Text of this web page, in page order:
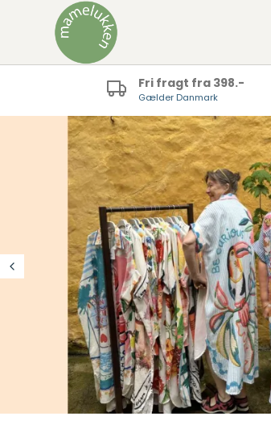
Toppe
Leggings
Fri fragt fra 398.-
Gælder Danmark